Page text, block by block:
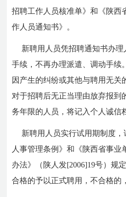
招聘工作人员核准单》和《陕西
作人员通知书》。
新聘用人员凭招聘通知书办
手续，不再办理派遣、调动手续
因产生的纠纷或其他与聘用无关
对于招聘后无正当理由放弃报到
务年限的人员，将记入个人诚信
新聘用人员实行试用期制度
人事管理条例》和《陕西省事业
办法》（陕人发[2006]19号）规
合格的予以正式聘用，不合格的